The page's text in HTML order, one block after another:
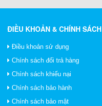
ĐIỀU KHOẢN & CHÍNH SÁCH
Điều khoản sử dụng
Chính sách đổi trả hàng
Chính sách khiếu nại
Chính sách bảo hành
Chính sách bảo mật